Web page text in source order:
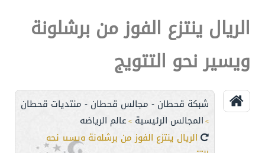
الريال ينتزع الفوز من برشلونة
ويسير نحو التتويج
شبكة قحطان - مجالس قحطان - منتديات قحطان
> المجالس الرئيسية > عالم الرياضه
الريال ينتزع الفوز من برشلونة ويسير نحو